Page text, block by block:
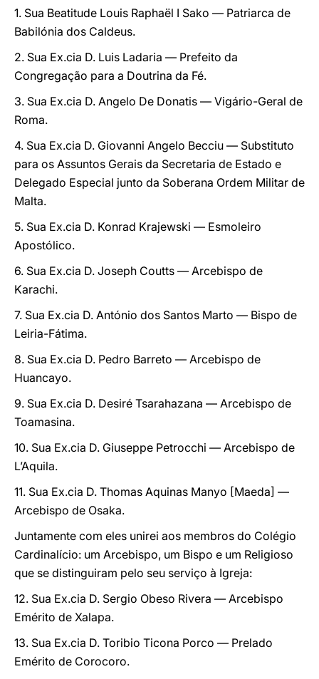
1. Sua Beatitude Louis Raphaël I Sako — Patriarca de
Babilónia dos Caldeus.
2. Sua Ex.cia D. Luis Ladaria — Prefeito da
Congregação para a Doutrina da Fé.
3. Sua Ex.cia D. Angelo De Donatis — Vigário-Geral de
Roma.
4. Sua Ex.cia D. Giovanni Angelo Becciu — Substituto
para os Assuntos Gerais da Secretaria de Estado e
Delegado Especial junto da Soberana Ordem Militar de
Malta.
5. Sua Ex.cia D. Konrad Krajewski — Esmoleiro
Apostólico.
6. Sua Ex.cia D. Joseph Coutts — Arcebispo de
Karachi.
7. Sua Ex.cia D. António dos Santos Marto — Bispo de
Leiria-Fátima.
8. Sua Ex.cia D. Pedro Barreto — Arcebispo de
Huancayo.
9. Sua Ex.cia D. Desiré Tsarahazana — Arcebispo de
Toamasina.
10. Sua Ex.cia D. Giuseppe Petrocchi — Arcebispo de
L’Aquila.
11. Sua Ex.cia D. Thomas Aquinas Manyo [Maeda] —
Arcebispo de Osaka.
Juntamente com eles unirei aos membros do Colégio
Cardinalício: um Arcebispo, um Bispo e um Religioso
que se distinguiram pelo seu serviço à Igreja:
12. Sua Ex.cia D. Sergio Obeso Rivera — Arcebispo
Emérito de Xalapa.
13. Sua Ex.cia D. Toribio Ticona Porco — Prelado
Emérito de Corocoro.